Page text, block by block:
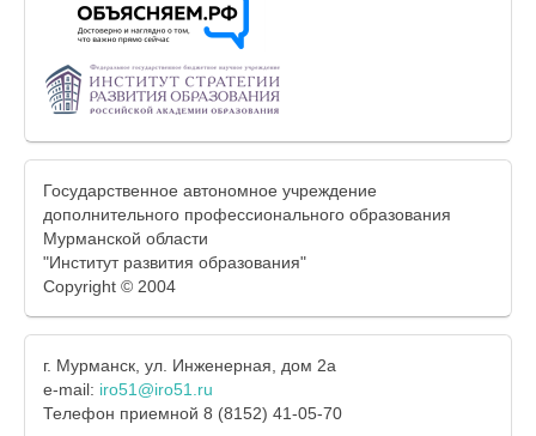
Государственное автономное учреждение
дополнительного профессионального образования
Мурманской области
"Институт развития образования"
Copyright © 2004
г. Мурманск, ул. Инженерная, дом 2а
e-mail: iro51@iro51.ru
Телефон приемной 8 (8152) 41-05-70